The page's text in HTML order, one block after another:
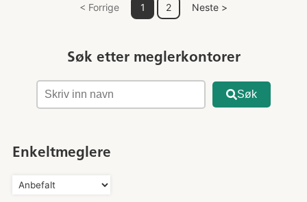
< Forrige 1 2 Neste >
Søk etter meglerkontorer
Søk
Enkeltmeglere